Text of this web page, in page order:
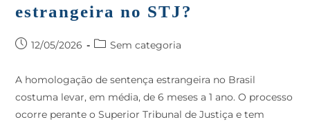
estrangeira no STJ?
12/05/2026 Sem categoria
A homologação de sentença estrangeira no Brasil
costuma levar, em média, de 6 meses a 1 ano. O processo
ocorre perante o Superior Tribunal de Justiça e tem